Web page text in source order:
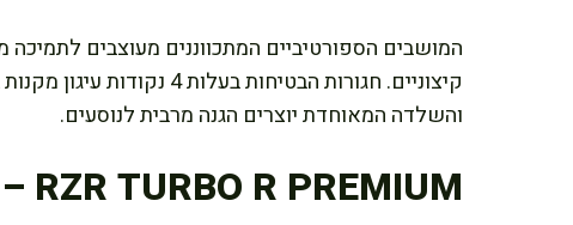
המושבים הספורטיביים המתכווננים מעוצבים לתמיכה
קיצוניים. חגורות הבטיחות
והשלדה המאוחדת יוצרים הגנה מרבית לנוסעים.
RZR TURBO R PREMIUM – ביצועים ללא פשרות